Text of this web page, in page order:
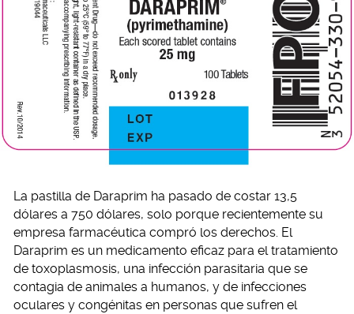
La pastilla de Daraprim ha pasado de costar 13,5
dólares a 750 dólares, solo porque recientemente su
empresa farmacéutica compró los derechos. El
Daraprim es un medicamento eficaz para el tratamiento
de toxoplasmosis, una infección parasitaria que se
contagia de animales a humanos, y de infecciones
oculares y congénitas en personas que sufren el